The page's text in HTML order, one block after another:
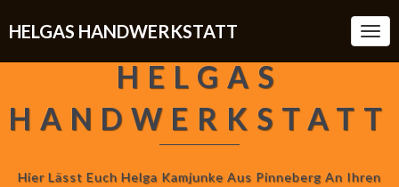
HELGAS HANDWERKSTATT
HELGAS
HANDWERKSTATT
Hier Lässt Euch Helga Kamjunke Aus Pinneberg An Ihren